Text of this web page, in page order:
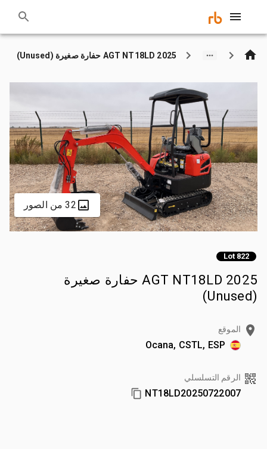
2025 AGT NT18LD حفارة صغيرة (Unused)
32 من الصور
Lot 822
2025 AGT NT18LD حفارة صغيرة
(Unused)
الموقع
Ocana, CSTL, ESP
الرقم التسلسلي
NT18LD20250722007